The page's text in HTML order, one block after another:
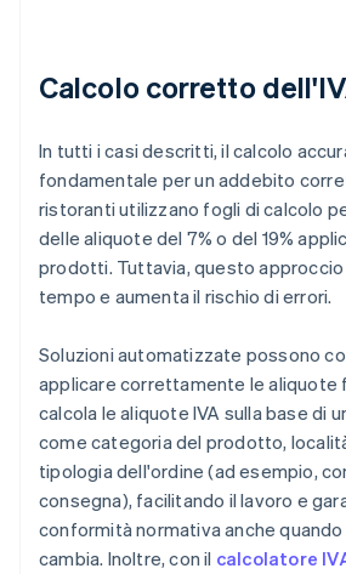
Calcolo corretto
In tutti i casi descritti, il calcolo
fondamentale per un addebito
ristoranti utilizzano fogli di calcolo
delle aliquote del 7% o del 19%
prodotti. Tuttavia, questo approccio
tempo e aumenta il rischio di errori.
Soluzioni automatizzate possono
applicare correttamente le aliquote
calcola le aliquote IVA sulla base di
come categoria del prodotto,
tipologia dell'ordine (ad esempio,
consegna), facilitando il lavoro e
conformità normativa anche
cambia. Inoltre, con il calcolatore